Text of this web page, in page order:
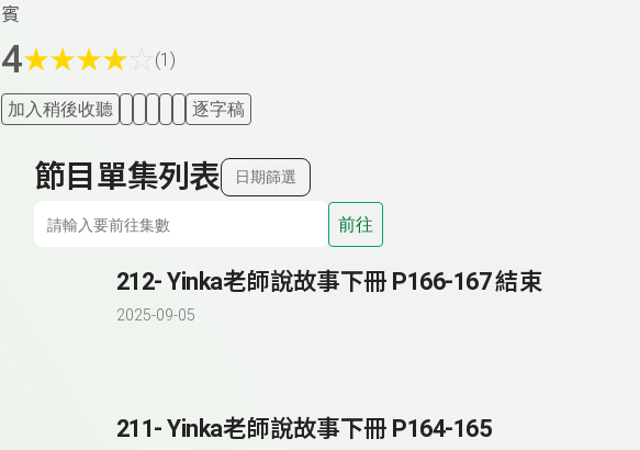
賓
4★★★★ (1)
加入稍後收聽 逐字稿
節目單集列表 日期篩選
前往
212- Yinka老師說故事下冊 P166-167 結束
2025-09-05
211- Yinka老師說故事下冊 P164-165